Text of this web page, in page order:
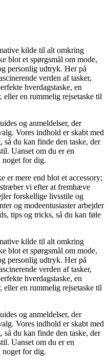
kilde til alt omkring
blot et spørgsmål om mode,
personlig udtryk. Her på
verden af tasker,
hverdagstaske, en
en rummelig rejsetaske til
og anmeldelser, der
Vores indhold er skabt med
du kan finde den taske, der
Uanset om du er en
noget for dig.
er mere end blot et accessory;
vi efter at fremhæve
forskellige livsstile og
og modeentusiaster arbejder
tips og tricks, så du kan føle
kilde til alt omkring
blot et spørgsmål om mode,
personlig udtryk. Her på
verden af tasker,
hverdagstaske, en
en rummelig rejsetaske til
og anmeldelser, der
Vores indhold er skabt med
du kan finde den taske, der
Uanset om du er en
noget for dig.